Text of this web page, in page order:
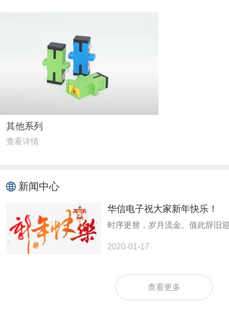
其他系列
查看详情
新闻中心
华信电子祝大家新年快乐！
2020-01-17
查看更多